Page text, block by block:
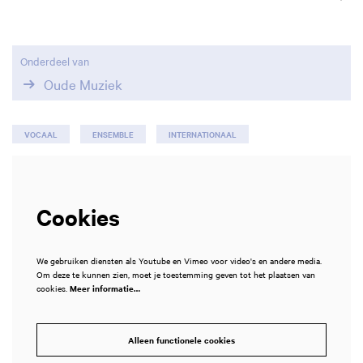
Onderdeel van
Oude Muziek
VOCAAL ENSEMBLE INTERNATIONAAL
Cookies
We gebruiken diensten als Youtube en Vimeo voor video's en andere media.
Om deze te kunnen zien, moet je toestemming geven tot het plaatsen van
cookies. Meer informatie…
Alleen functionele cookies